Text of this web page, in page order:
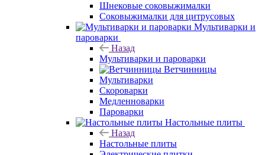
Шнековые соковыжималки
Соковыжималки для цитрусовых
Мультиварки и
пароварки
Назад
Мультиварки и пароварки
Ветчинницы
Мультиварки
Скороварки
Медленноварки
Пароварки
Настольные плиты
Назад
Настольные плиты